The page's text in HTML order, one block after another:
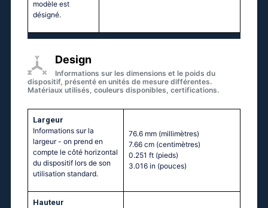
modèle est
désigné.
Design
Informations sur les dimensions et le poids du
dispositif, présenté en unités de mesure différentes.
Matériaux utilisés, couleurs disponibles, certifications.
Largeur
Informations sur la
largeur - on prend en
compte le côté horizontal
du dispositif lors de son
utilisation standard.
76.6 mm (millimètres)
7.66 cm (centimètres)
0.251 ft (pieds)
3.016 in (pouces)
Hauteur